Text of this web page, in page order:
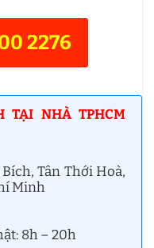
2276
TẠI NHÀ TPHCM
Tân Thới Hoà,
Minh
8h – 20h